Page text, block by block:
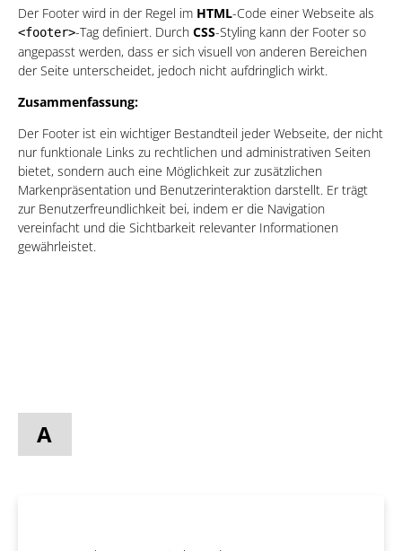
Der Footer wird in der Regel im HTML-Code einer Webseite als
<footer>-Tag definiert. Durch CSS-Styling kann der Footer so
angepasst werden, dass er sich visuell von anderen Bereichen
der Seite unterscheidet, jedoch nicht aufdringlich wirkt.
Zusammenfassung:
Der Footer ist ein wichtiger Bestandteil jeder Webseite, der nicht
nur funktionale Links zu rechtlichen und administrativen Seiten
bietet, sondern auch eine Möglichkeit zur zusätzlichen
Markenpräsentation und Benutzerinteraktion darstellt. Er trägt
zur Benutzerfreundlichkeit bei, indem er die Navigation
vereinfacht und die Sichtbarkeit relevanter Informationen
gewährleistet.
A